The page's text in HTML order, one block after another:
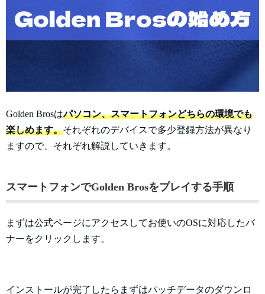
Golden Brosはパソコン、スマートフォンどちらの環境でも
楽しめます。それぞれのデバイスで多少登録方法が異なり
ますので、それぞれ解説していきます。
スマートフォンでGolden Brosをプレイする手順
まずは公式ページにアクセスしてお使いのOSに対応したバ
ナーをクリックします。
インストールが完了したらまずはパッチデータのダウンロ